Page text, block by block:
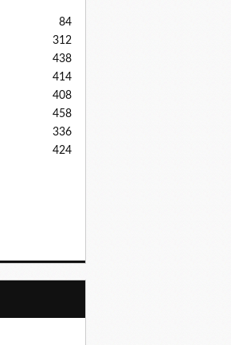
84
312
438
414
408
458
336
424